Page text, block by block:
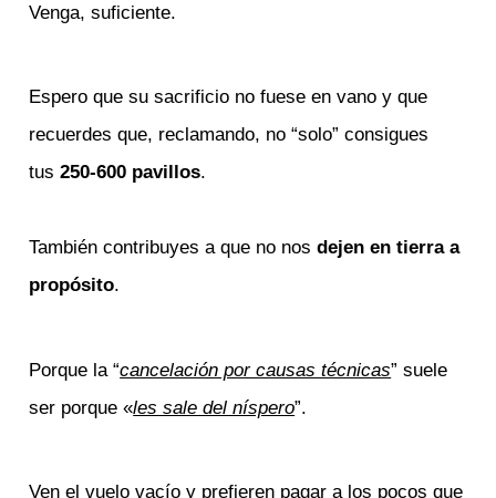
Venga, suficiente.
Espero que su sacrificio no fuese en vano y que
recuerdes que, reclamando, no “solo” consigues
tus250-600 pavillos.
También contribuyes a que no nosdejen en tierra a
propósito.
Porque la “cancelación por causas técnicas” suele
ser porque «les sale del níspero”.
Ven el vuelo vacío y prefieren pagar a los pocos que